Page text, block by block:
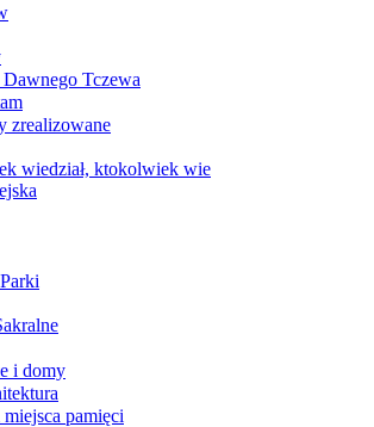
Tczewa
wiedział, ktokolwiek wie
i domy
pamięci